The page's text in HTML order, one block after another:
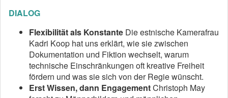
DIALOG
Flexibilität als Konstante Die estnische Kamerafrau
Kadri Koop hat uns erklärt, wie sie zwischen
Dokumentation und Fiktion wechselt, warum
technische Einschränkungen oft kreative Freiheit
fördern und was sie sich von der Regie wünscht.
Erst Wissen, dann EngagementChristoph May